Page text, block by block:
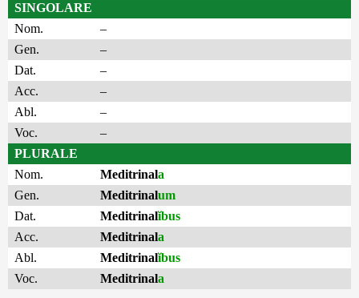
SINGOLARE
Nom.
–
Gen.
–
Dat.
–
Acc.
–
Abl.
–
Voc.
–
PLURALE
Nom.
Meditrinala
Gen.
Meditrinalum
Dat.
Meditrinalĭbus
Acc.
Meditrinala
Abl.
Meditrinalĭbus
Voc.
Meditrinala